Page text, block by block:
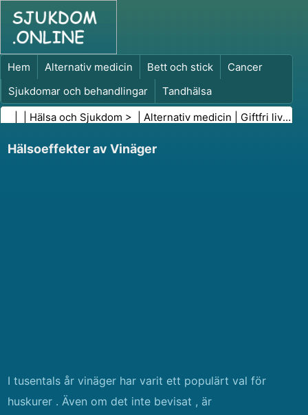
Hem Alternativ medicin Bett och stick
Cancer
Sjukdomar och behandlingar
Tandhälsa
Kost och näring
Familjehälsa
Hälsa och Sjukdom > | Alternativ medicin Giftfri livsstil
Hälsoeffekter av Vinäger
I tusentals år vinäger har varit ett populärt val för
huskurer . Även om det inte bevisat , är